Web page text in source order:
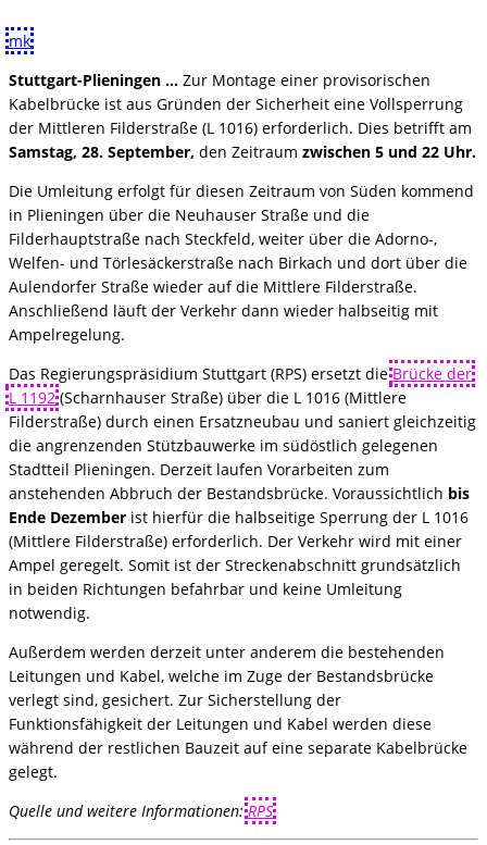
mk
Stuttgart-Plieningen … Zur Montage einer provisorischen
Kabelbrücke ist aus Gründen der Sicherheit eine Vollsperrung
der Mittleren Filderstraße (L 1016) erforderlich. Dies betrifft am
Samstag, 28. September, den Zeitraum zwischen 5 und 22 Uhr.
Die Umleitung erfolgt für diesen Zeitraum von Süden kommend
in Plieningen über die Neuhauser Straße und die
Filderhauptstraße nach Steckfeld, weiter über die Adorno-,
Welfen- und Törlesäckerstraße nach Birkach und dort über die
Aulendorfer Straße wieder auf die Mittlere Filderstraße.
Anschließend läuft der Verkehr dann wieder halbseitig mit
Ampelregelung.
Das Regierungspräsidium Stuttgart (RPS) ersetzt dieBrücke der
L 1192(Scharnhauser Straße) über die L 1016 (Mittlere
Filderstraße) durch einen Ersatzneubau und saniert gleichzeitig
die angrenzenden Stützbauwerke im südöstlich gelegenen
Stadtteil Plieningen. Derzeit laufen Vorarbeiten zum
anstehenden Abbruch der Bestandsbrücke. Voraussichtlich bis
Ende Dezember ist hierfür die halbseitige Sperrung der L 1016
(Mittlere Filderstraße) erforderlich. Der Verkehr wird mit einer
Ampel geregelt. Somit ist der Streckenabschnitt grundsätzlich
in beiden Richtungen befahrbar und keine Umleitung
notwendig.
Außerdem werden derzeit unter anderem die bestehenden
Leitungen und Kabel, welche im Zuge der Bestandsbrücke
verlegt sind, gesichert. Zur Sicherstellung der
Funktionsfähigkeit der Leitungen und Kabel werden diese
während der restlichen Bauzeit auf eine separate Kabelbrücke
gelegt.
Quelle und weitere Informationen:RPS